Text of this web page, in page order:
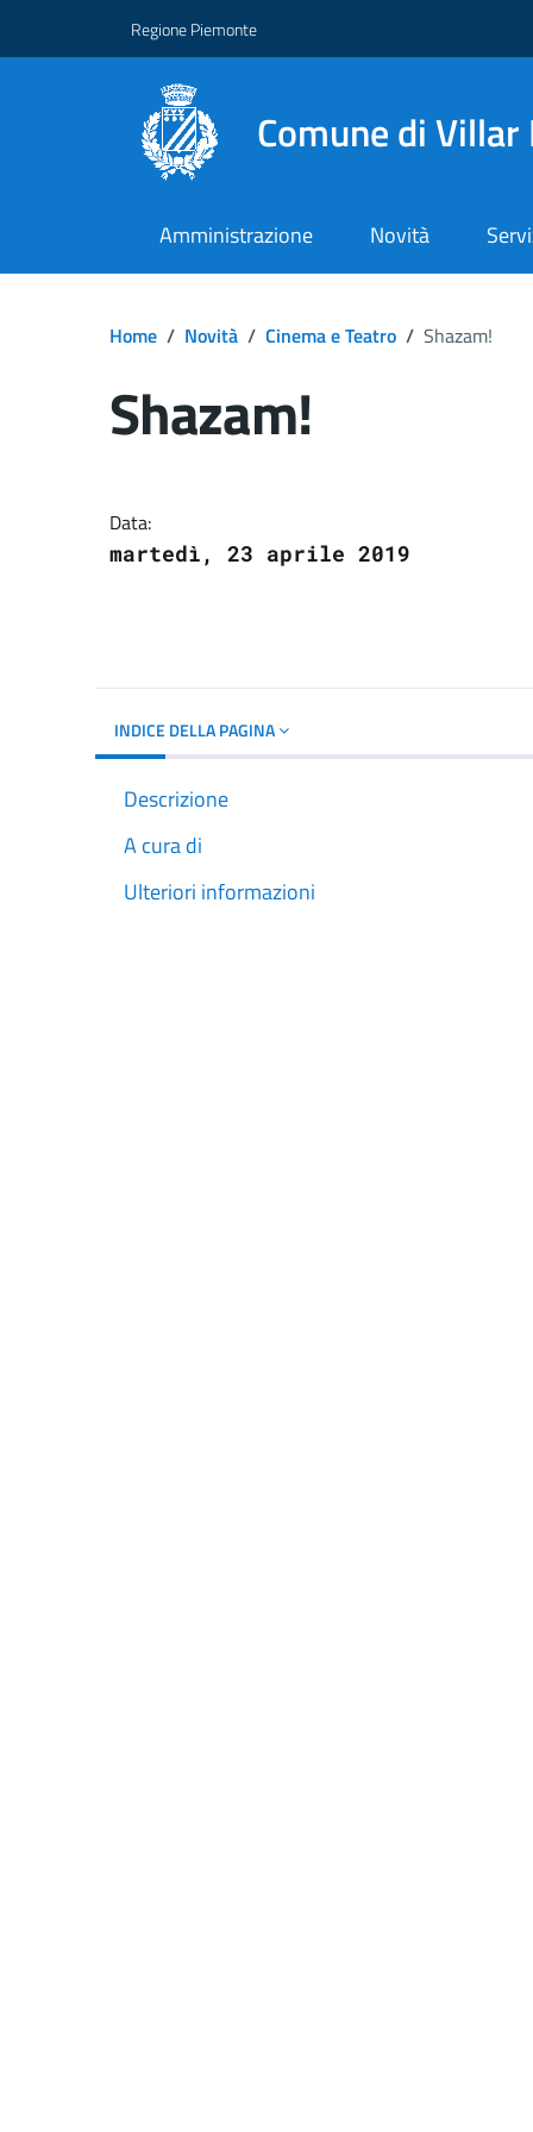
Regione Piemonte
Comune di Villar
Amministrazione Novità
Home / Novità / Cinema e Teatro / Shazam!
Shazam!
Data:
martedì, 23 aprile 2019
INDICE DELLA PAGINA
Descrizione
A cura di
Ulteriori informazioni